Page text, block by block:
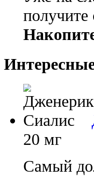
20 мг
Самый